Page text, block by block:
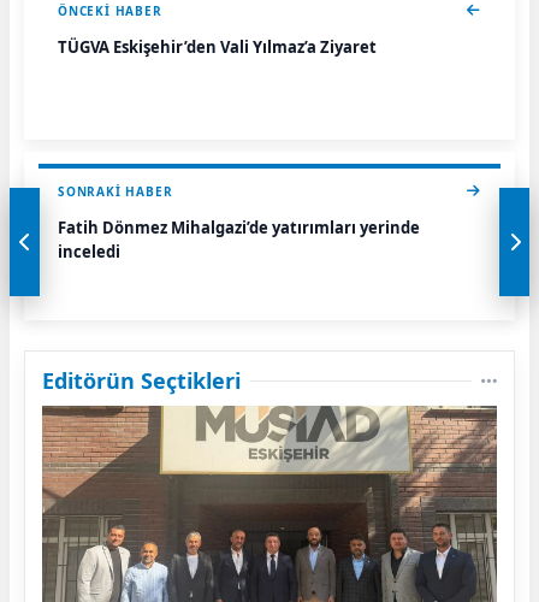
ÖNCEKI HABER
TÜGVA Eskişehir’den Vali Yılmaz’a Ziyaret
SONRAKI HABER
Fatih Dönmez Mihalgazi’de yatırımları yerinde
inceledi
Editörün Seçtikleri